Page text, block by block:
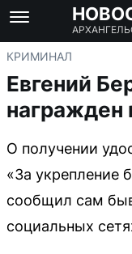
КРИМИНАЛ
Евгений
О получении
«За укрепление
сообщил сам
социальных